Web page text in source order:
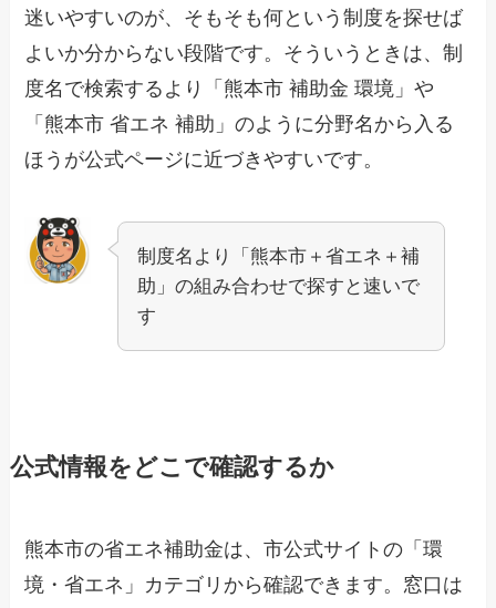
迷いやすいのが、そもそも何という制度を探せば
よいか分からない段階です。そういうときは、制
度名で検索するより「熊本市 補助金 環境」や
「熊本市 省エネ 補助」のように分野名から入る
ほうが公式ページに近づきやすいです。
制度名より「熊本市＋省エネ＋補
助」の組み合わせで探すと速いで
す
公式情報をどこで確認するか
熊本市の省エネ補助金は、市公式サイトの「環
境・省エネ」カテゴリから確認できます。窓口は